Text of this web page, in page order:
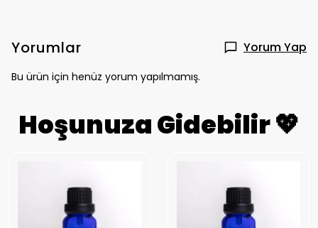
Yorumlar Yorum Yap
Bu ürün için henüz yorum yapılmamış.
Hoşunuza Gidebilir 💖